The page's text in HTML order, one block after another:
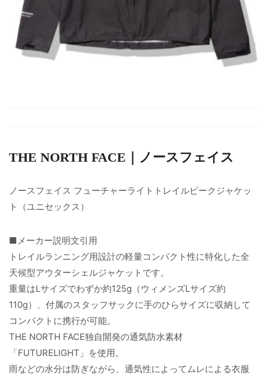
THE NORTH FACE｜ノースフェイス
ノースフェイス フューチャーライトトレイルピークジャケッ
ト（ユニセックス）
■メーカー説明文引用
トレイルランニング用設計の軽量コンパクト性に特化した全
天候型アウターシェルジャケットです。
重量はLサイズでわずか約125g（ウィメンズLサイズ約
110g）、付属のスタッフサックに手のひらサイズに収納して
コンパクトに携行が可能。
THE NORTH FACE独自開発の通気防水素材
「FUTURELIGHT」を使用。
雨などの水分は防ぎながら、通気性によってムレによる衣服